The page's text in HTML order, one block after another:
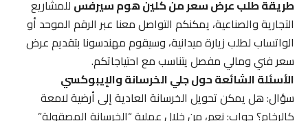
طريقة طلب عرض سعر من كلين هوم سيرفسللمشاريع
التجارية والصناعية، يمكنكم التواصل معنا عبر الرقم الموحد أو
الواتساب لطلب زيارة ميدانية، وسيقوم مهندسونا بتقديم عرض
سعر فني ومالي مفصل يتناسب مع احتياجاتكم.
الأسئلة الشائعة حول جلي الخرسانة والإيبوكسي
سؤال: هل يمكن تحويل الخرسانة العادية إلى أرضية لامعة
كالرخام؟ جواب: نعم، من خلال عملية “الخرسانة المصقولة”